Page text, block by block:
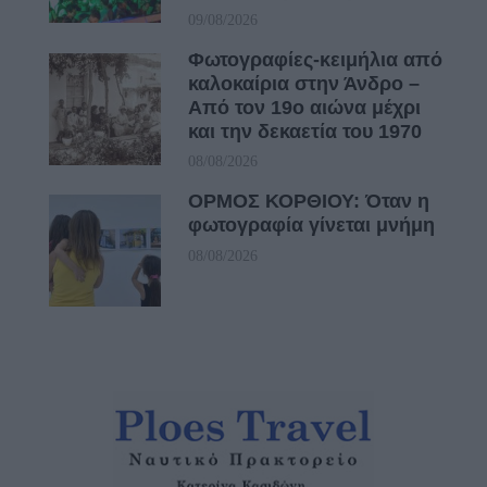
09/08/2026
Φωτογραφίες-κειμήλια από
καλοκαίρια στην Άνδρο –
Από τον 19ο αιώνα μέχρι
και την δεκαετία του 1970
08/08/2026
ΟΡΜΟΣ ΚΟΡΘΙΟΥ: Όταν η
φωτογραφία γίνεται μνήμη
08/08/2026